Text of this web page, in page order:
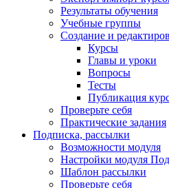
Результаты обучения
Учебные группы
Создание и
Курсы
Главы и уроки
Вопросы
Тесты
Публикация
Проверьте себя
Практические задания
Подписка, рассылки
Возможности модуля
Настройки модуля
Шаблон рассылки
Проверьте себя